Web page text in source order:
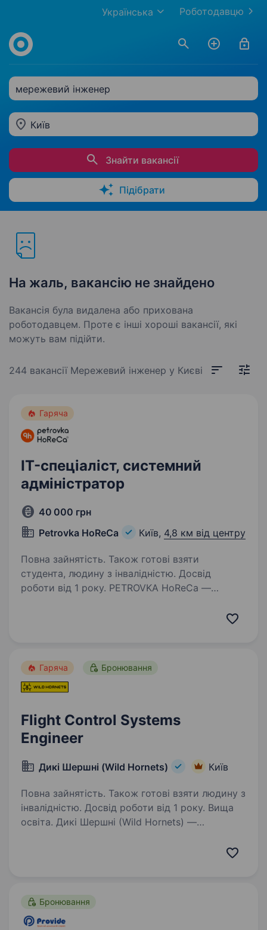
Роботодавцю
Українська
мережевий інженер
Київ
Знайти вакансії
Підібрати
На жаль, вакансію не знайдено
Вакансія була видалена або прихована
роботодавцем. Проте є інші хороші вакансії, які
можуть вам підійти.
244 вакансії Мережевий інженер у Києві
Гаряча
IT-спеціаліст, системний
адміністратор
40 000 грн
Petrovka HoReCa
Київ, 4,8 км від центру
Повна зайнятість. Також готові взяти
студента, людину з інвалідністю. Досвід
роботи від 1 року. PETROVKA HoReCa —
процеси та забезпечуємо безперебійну…
Гаряча Бронювання
Flight Control Systems
Engineer
Дикі Шершні (Wild Hornets) Київ
Повна зайнятість. Також готові взяти людину з
інвалідністю. Досвід роботи від 1 року. Вища
освіта. Дикі Шершні (Wild Hornets) —
Бронювання